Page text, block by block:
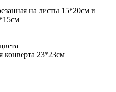
на листы 15*20см и
конверта 23*23см